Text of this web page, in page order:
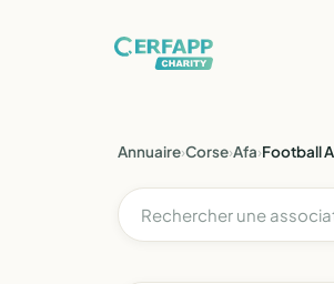
Annuaire›Corse›Afa›Football